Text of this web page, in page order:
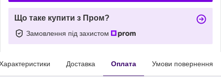
Що таке купити з Пром?
Замовлення під захистом
Доставка Оплата Умови повернення